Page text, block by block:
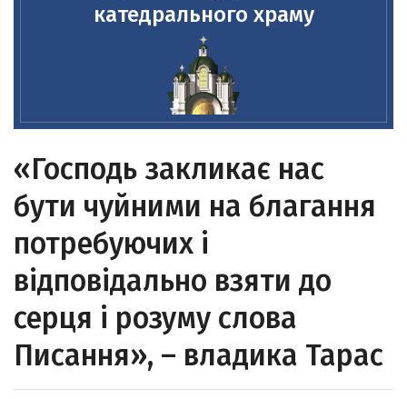
катедрального храму
«Господь закликає нас
бути чуйними на благання
потребуючих і
відповідально взяти до
серця і розуму слова
Писання», – владика Тарас